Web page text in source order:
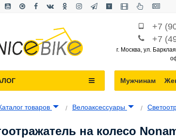
+7
+7
г. Москва, ул.
Мужчинам
товаров Велоаксессуары
на колесо